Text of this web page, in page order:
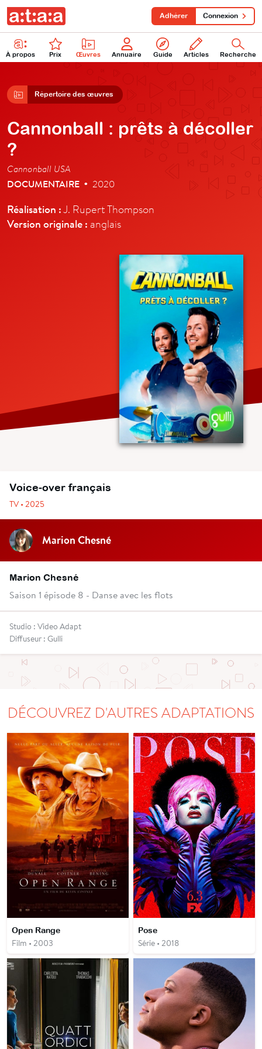
À propos Prix Œuvres Annuaire Guide Articles Recherche
Adhérer Connexion
Répertoire des œuvres
Cannonball : prêts à décoller
?
Cannonball USA
DOCUMENTAIRE • 2020
Réalisation :J. Rupert Thompson
Version originale : anglais
Voice-over français
TV • 2025
Marion Chesné
Marion Chesné
Saison 1 épisode 8 - Danse avec les flots
Studio : Video Adapt
Diffuseur : Gulli
DÉCOUVREZ D'AUTRES ADAPTATIONS
Open Range
Film • 2003
Pose
Série • 2018